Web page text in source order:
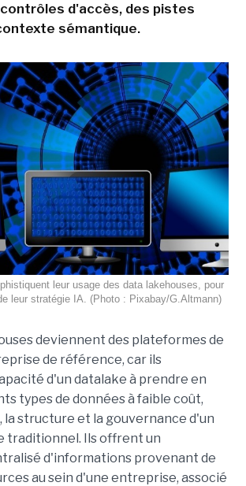
d'accès, des pistes
sémantique.
leur usage des data lakehouses, pour
leur stratégie IA. (Photo : Pixabay/G.Altmann)
deviennent des plateformes de
de référence, car ils
d'un datalake à prendre en
types de données à faible coût,
la structure et la gouvernance d'un
traditionnel. Ils offrent un
d'informations provenant de
au sein d'une entreprise, associé